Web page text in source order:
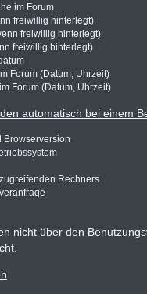
im Forum
freiwillig hinterlegt)
freiwillig hinterlegt)
freiwillig hinterlegt)
Forum (Datum, Uhrzeit)
Forum (Datum, Uhrzeit)
automatisch bei einem
Browserversion
Rechners
nicht über den